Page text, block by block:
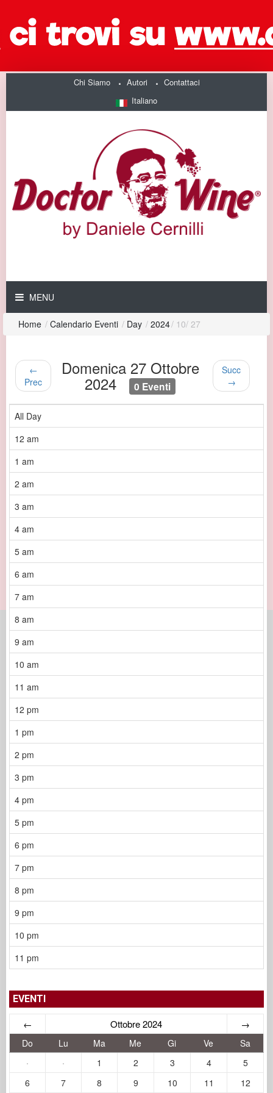
Chi Siamo Autori
Contattaci
Italiano
MENU
Home / Calendario Eventi / Day / 2024/ 10/ 27
←
Prec
Domenica 27 Ottobre
2024 0 Eventi
Succ
→
All Day
12 am
1 am
2 am
3 am
4 am
5 am
6 am
7 am
8 am
9 am
10 am
11 am
12 pm
1 pm
2 pm
3 pm
4 pm
5 pm
6 pm
7 pm
8 pm
9 pm
10 pm
11 pm
EVENTI
← Ottobre 2024 →
Do Lu Ma Me Gi Ve
Sa
·
· 1 2 3 4
5
6
7 8 9 10 11 12